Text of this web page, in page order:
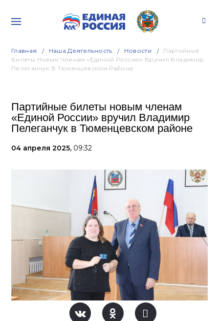
Главная Наша Деятельность Новости
Партийные
Билеты Новым Членам «Единой России» Вручил Владимир
Пелеганчук В Тюменцевском Районе
Партийные билеты новым членам
«Единой России» вручил Владимир
Пелеганчук в Тюменцевском районе
04 апреля 2025, 09:32